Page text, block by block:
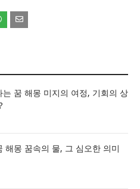
는 꿈 해몽 미지의 여정, 기회의 상
해몽 꿈속의 물, 그 심오한 의미